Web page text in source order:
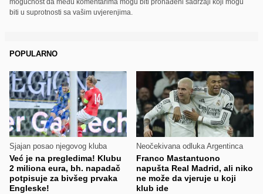
biti u suprotnosti sa vašim uvjerenjima.
POPULARNO
Sjajan posao njegovog kluba
Već je na pregledima! Klubu
2 miliona eura, bh. napadač
potpisuje za bivšeg prvaka
Engleske!
Neočekivana odluka Argentinca
Franco Mastantuono
napušta Real Madrid, ali niko
ne može da vjeruje u koji
klub ide